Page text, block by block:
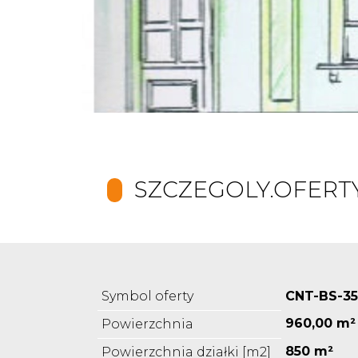
Symbol oferty
CNT-BS-35
Powierzchnia
960,00 m²
Powierzchnia działki [m2]
850 m²